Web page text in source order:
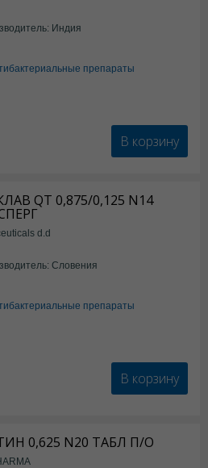
Индия
препараты
В корзину
QT 0,875/0,125 N14
d.d
Словения
препараты
В корзину
0,625 N20 ТАБЛ П/О